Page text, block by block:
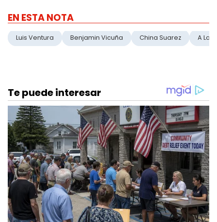
EN ESTA NOTA
Luis Ventura Benjamin Vicuña China Suarez A La